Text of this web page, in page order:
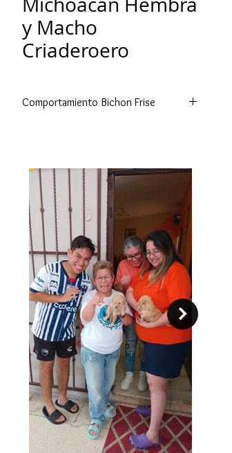
y Macho
Criaderoero
Comportamiento Bichon Frise
su encantadora y esponjosa
apariencia. Si usted desea conocer
más sobre esta raza canina, en este
artículo encontrará sus principales
características, curiosidades y
cuidados.